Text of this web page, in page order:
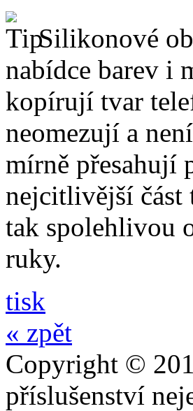
Silikonové
nabídce barev i
kopírují tvar
neomezují a
mírně přesahují
nejcitlivější část
tak spolehlivou
ruky.
tisk
« zpět
Copyright ©
příslušenství